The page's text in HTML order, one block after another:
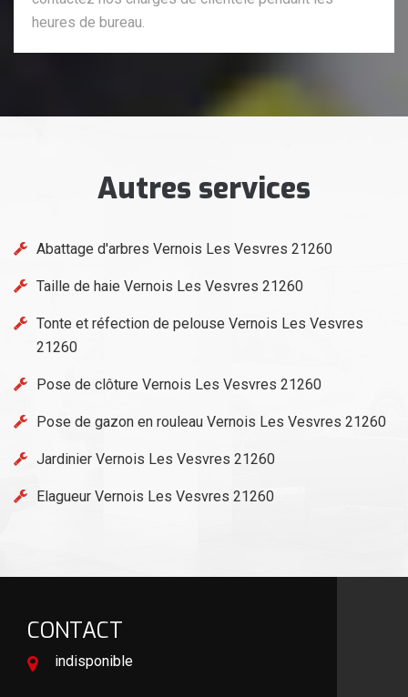
heures de bureau.
Autres services
Abattage d'arbres Vernois Les Vesvres 21260
Taille de haie Vernois Les Vesvres 21260
Tonte et réfection de pelouse Vernois Les Vesvres
21260
Pose de clôture Vernois Les Vesvres 21260
Pose de gazon en rouleau Vernois Les Vesvres 21260
Jardinier Vernois Les Vesvres 21260
Elagueur Vernois Les Vesvres 21260
CONTACT
indisponible